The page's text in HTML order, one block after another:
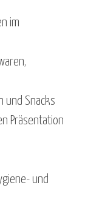
im
und Snacks
Präsentation
und